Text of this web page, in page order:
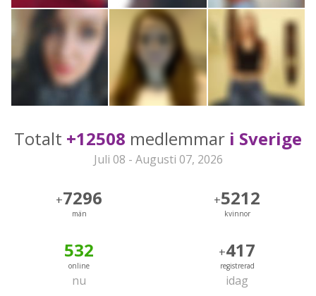
Totalt +12508 medlemmar i Sverige
Juli 08 - Augusti 07, 2026
+7296
män
+5212
kvinnor
532
online
nu
+417
registrerad
idag